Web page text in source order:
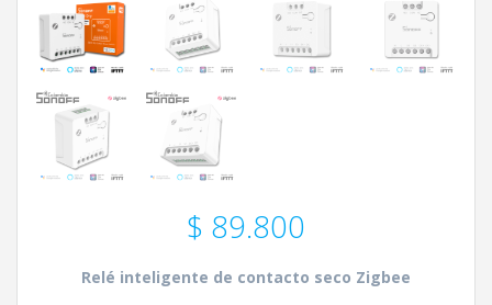
$ 89.800
Relé inteligente de contacto seco Zigbee